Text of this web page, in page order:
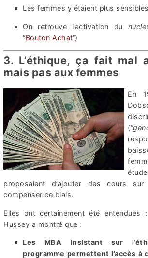
Les femmes y étaient plus
On retrouve l’activation du
“Bouton Achat“)
3. L’éthique, ça fait mal
mais pas aux femmes
En
(“
proposaient d’ajouter des cours
compenser ce biais.
Elles ont certainement été entendues
Hussey a montré que :
Les MBA insistant sur
programme permettent l’accès à